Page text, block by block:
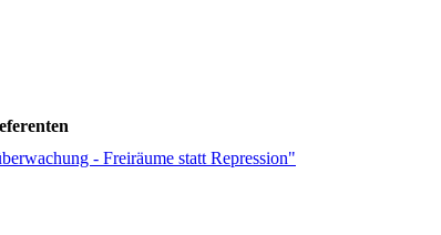
- Freiräume statt Repression"